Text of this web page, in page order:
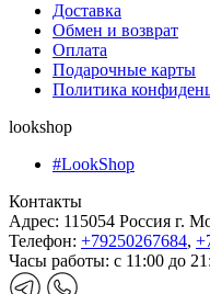
Доставка
Обмен и возврат
Оплата
Подарочные карты
Политика
lookshop
#LookShop
Контакты
Адрес: 115054 Россия г.
Телефон: +79250267684,
Часы работы: с 11:00 до